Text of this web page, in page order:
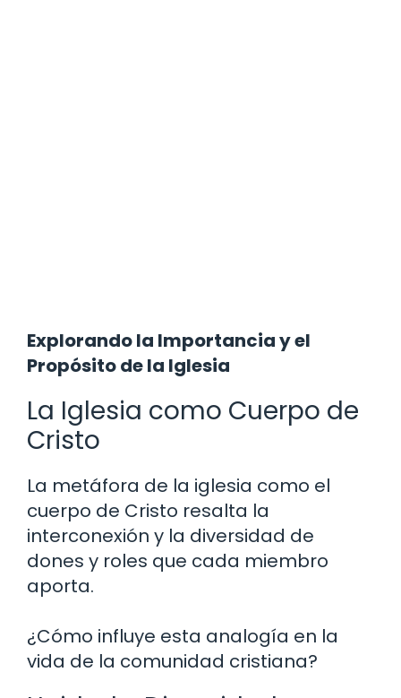
Explorando la Importancia y el
Propósito de la Iglesia
La Iglesia como Cuerpo de
Cristo
La metáfora de la iglesia como el
cuerpo de Cristo resalta la
interconexión y la diversidad de
dones y roles que cada miembro
aporta.
¿Cómo influye esta analogía en la
vida de la comunidad cristiana?